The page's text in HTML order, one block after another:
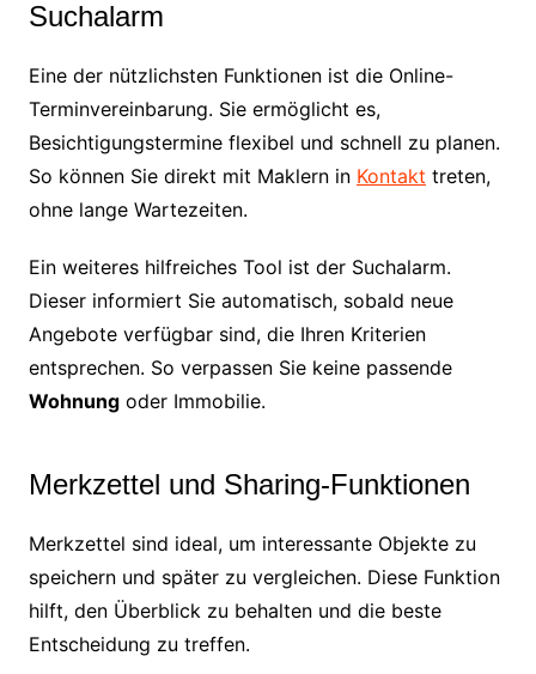
Suchalarm
Eine der nützlichsten Funktionen ist die Online-
Terminvereinbarung. Sie ermöglicht es,
Besichtigungstermine flexibel und schnell zu planen.
So können Sie direkt mit Maklern in Kontakt treten,
ohne lange Wartezeiten.
Ein weiteres hilfreiches Tool ist der Suchalarm.
Dieser informiert Sie automatisch, sobald neue
Angebote verfügbar sind, die Ihren Kriterien
entsprechen. So verpassen Sie keine passende
Wohnungoder Immobilie.
Merkzettel und Sharing-Funktionen
Merkzettel sind ideal, um interessante Objekte zu
speichern und später zu vergleichen. Diese Funktion
hilft, den Überblick zu behalten und die beste
Entscheidung zu treffen.